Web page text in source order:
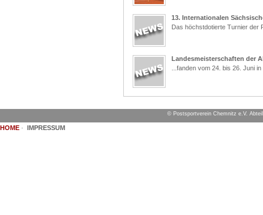
13. Internationalen
Das höchstdotierte Turnier der
Landesmeisterschaften der
...fanden vom 24. bis 26. Juni
Alles Wissenwerte findet ihr
© Postsportverein Chemnitz e.V.
HOME · IMPRESSUM